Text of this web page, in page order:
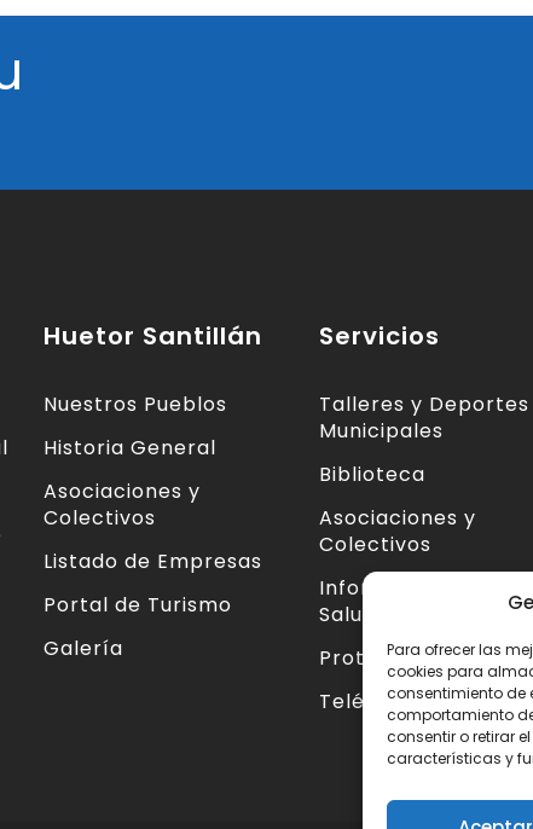
Para ofrecer las
cookies para
consentimiento de
comportamiento
consentir o retirar
características y
Huetor Santillán
Nuestros Pueblos
Historia General
Asociaciones y
Colectivos
Listado de Empresas
Portal de Turismo
Galería
Servicios
Talleres y Deportes
Municipales
Biblioteca
Asociaciones y
Colectivos
Información Centro
Salud
Protección Civil
Teléfonos de